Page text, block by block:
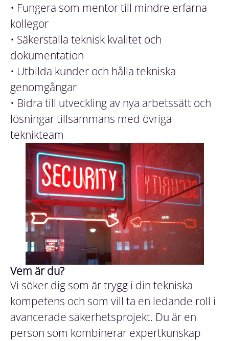
• Fungera som mentor till mindre erfarna
kollegor
• Säkerställa teknisk kvalitet och
dokumentation
• Utbilda kunder och hålla tekniska
genomgångar
• Bidra till utveckling av nya arbetssätt och
lösningar tillsammans med övriga
teknikteam
Vem är du?
Vi söker dig som är trygg i din tekniska
kompetens och som vill ta en ledande roll i
avancerade säkerhetsprojekt. Du är en
person som kombinerar expertkunskap